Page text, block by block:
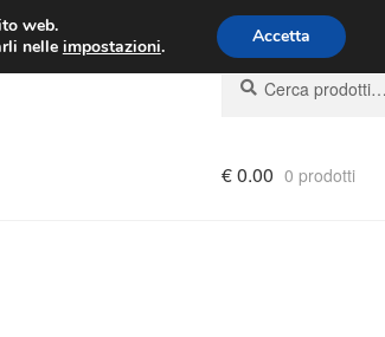
Lun-Ven 9:00 - 16:00 800 580 290
Cerca:
Cerca
€0.00 0 prodotti
web.
nelle impostazioni. Accetta